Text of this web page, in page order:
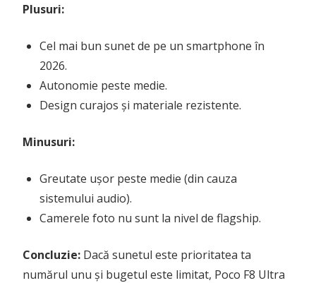
Plusuri:
Cel mai bun sunet de pe un smartphone în
2026.
Autonomie peste medie.
Design curajos și materiale rezistente.
Minusuri:
Greutate ușor peste medie (din cauza
sistemului audio).
Camerele foto nu sunt la nivel de flagship.
Concluzie: Dacă sunetul este prioritatea ta
numărul unu și bugetul este limitat, Poco F8 Ultra